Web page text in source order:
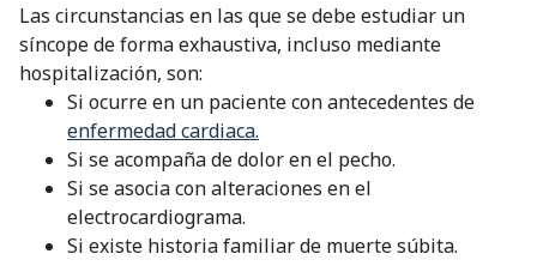
Las circunstancias en las que se debe estudiar un
síncope de forma exhaustiva, incluso mediante
hospitalización, son:
Si ocurre en un paciente con antecedentes de
enfermedad cardiaca.
Si se acompaña de dolor en el pecho.
Si se asocia con alteraciones en el
electrocardiograma.
Si existe historia familiar de muerte súbita.